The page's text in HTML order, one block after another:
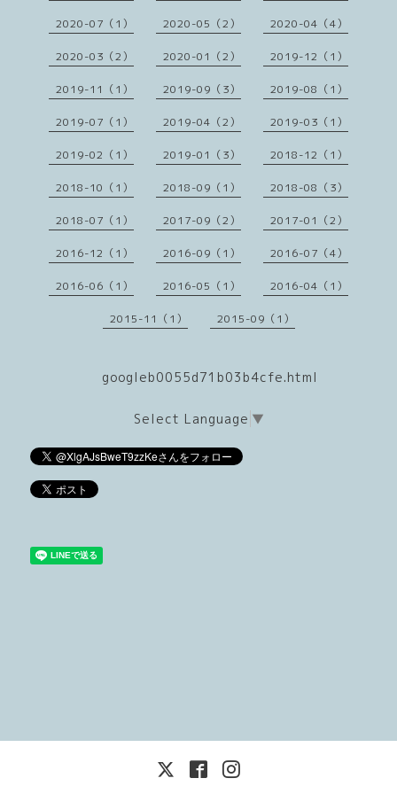
2020-07（1） 2020-05（2） 2020-04（4）
2020-03（2） 2020-01（2） 2019-12（1）
2019-11（1） 2019-09（3） 2019-08（1）
2019-07（1） 2019-04（2） 2019-03（1）
2019-02（1） 2019-01（3） 2018-12（1）
2018-10（1） 2018-09（1） 2018-08（3）
2018-07（1） 2017-09（2） 2017-01（2）
2016-12（1） 2016-09（1） 2016-07（4）
2016-06（1） 2016-05（1） 2016-04（1）
2015-11（1） 2015-09（1）
googleb0055d71b03b4cfe.html
Select Language ▼